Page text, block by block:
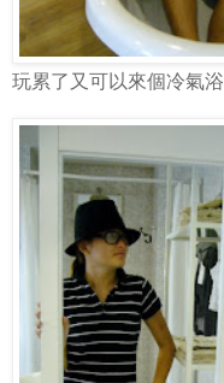
玩累了又可以來個冷氣浴